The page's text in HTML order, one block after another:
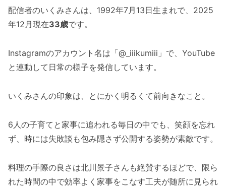
配信者のいくみさんは、1992年7月13日生まれで、2025
年12月現在33歳です。
Instagramのアカウント名は「@_iiikumiii」で、YouTube
と連動して日常の様子を発信しています。
いくみさんの印象は、とにかく明るくて前向きなこと。
6人の子育てと家事に追われる毎日の中でも、笑顔を忘れ
ず、時には失敗談も包み隠さず公開する姿勢が素敵です。
料理の手際の良さは北川景子さんも絶賛するほどで、限ら
れた時間の中で効率よく家事をこなす工夫が随所に見られ